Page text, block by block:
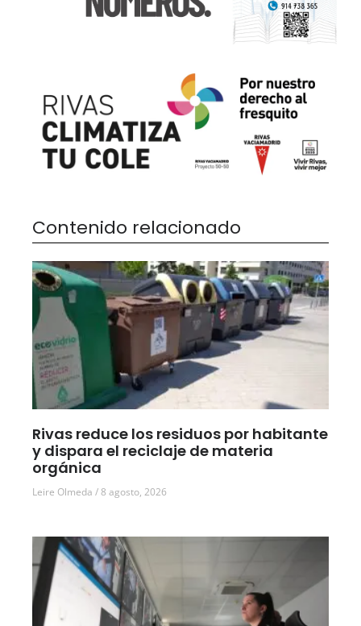
Contenido relacionado
Rivas reduce los residuos por habitante
y dispara el reciclaje de materia
orgánica
Leire Olmeda 8 agosto, 2026